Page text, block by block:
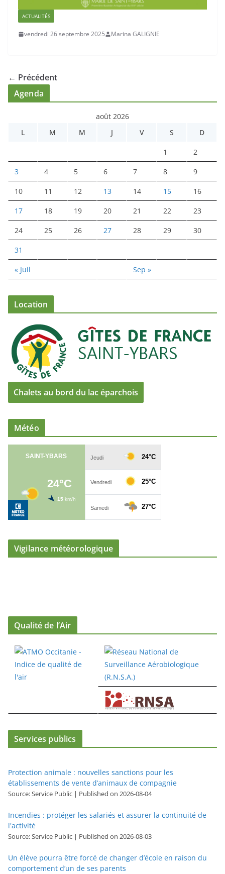
ACTUALITÉS
vendredi 26 septembre 2025 Marina GALIGNIE
← Précédent
Agenda
août 2026
L
M M J V S D
1 2
3 4 5 6 7 8 9
10 11 12 13 14 15 16
17 18 19 20 21 22 23
24 25 26 27 28 29 30
31
« Juil Sep »
Location
Chalets au bord du lac éparchois
Météo
Vigilance météorologique
Qualité de l’Air
Services publics
Protection animale : nouvelles sanctions pour les
établissements de vente d’animaux de compagnie
Source: Service Public Published on 2026-08-04
Incendies : protéger les salariés et assurer la continuité de
l'activité
Source: Service Public Published on 2026-08-03
Un élève pourra être forcé de changer d’école en raison du
comportement d’un de ses parents